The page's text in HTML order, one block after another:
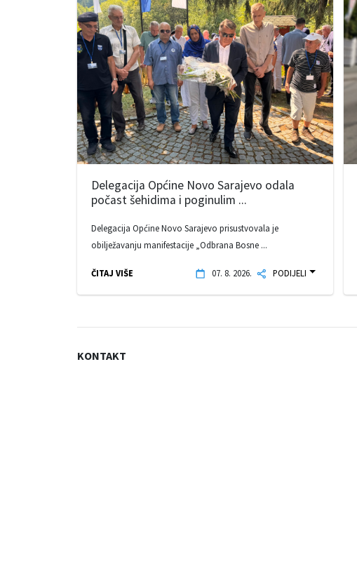
Delegacija Općine Novo Sarajevo odala
počast šehidima i poginulim ...
Delegacija Općine Novo Sarajevo prisustvovala je
obilježavanju manifestacije „Odbrana Bosne ...
ČITAJ VIŠE 07. 8. 2026. PODIJELI
KONTAKT